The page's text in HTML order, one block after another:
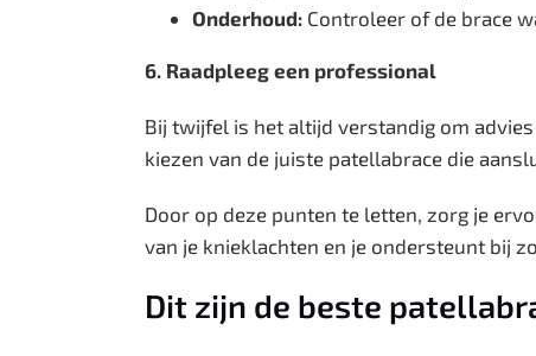
Onderhoud:Controleer of de brace
6. Raadpleeg een professional
Bij twijfel is het altijd verstandig om
kiezen van de juiste patellabrace die
Door op deze punten te letten, zorg je
van je knieklachten en je ondersteunt bij
Dit zijn de beste